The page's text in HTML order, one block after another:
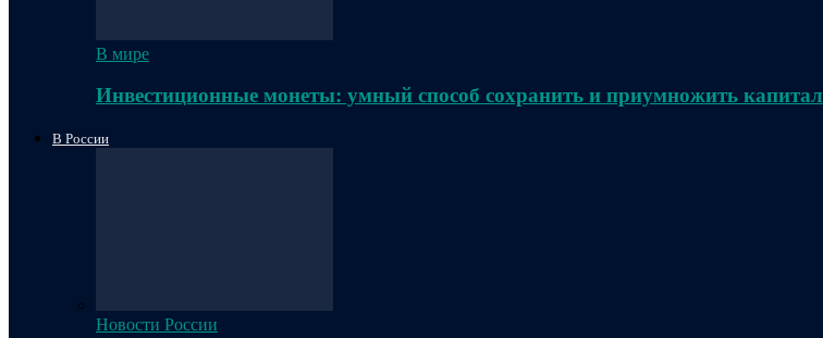
В мире
Инвестиционные монеты: умный способ сохранить и приумножить капитал
В России
Новости России